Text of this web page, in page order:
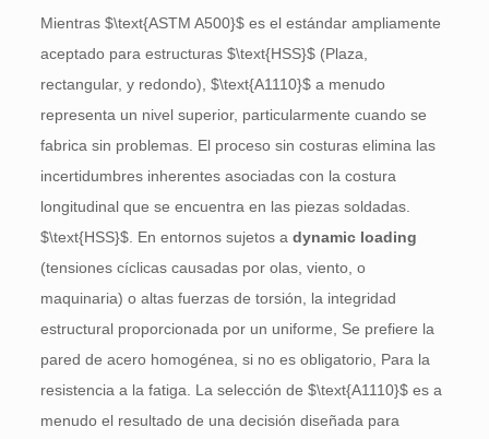
Mientras $\text{ASTM A500}$es el estándar ampliamente
aceptado para estructuras $\text{HSS}$(Plaza,
rectangular, y redondo), $\text{A1110}$a menudo
representa un nivel superior, particularmente cuando se
fabrica sin problemas. El proceso sin costuras elimina las
incertidumbres inherentes asociadas con la costura
longitudinal que se encuentra en las piezas soldadas.
$\text{HSS}$. En entornos sujetos a dynamic loading
(tensiones cíclicas causadas por olas, viento, o
maquinaria) o altas fuerzas de torsión, la integridad
estructural proporcionada por un uniforme, Se prefiere la
pared de acero homogénea, si no es obligatorio, Para la
resistencia a la fatiga. La selección de $\text{A1110}$es a
menudo el resultado de una decisión diseñada para